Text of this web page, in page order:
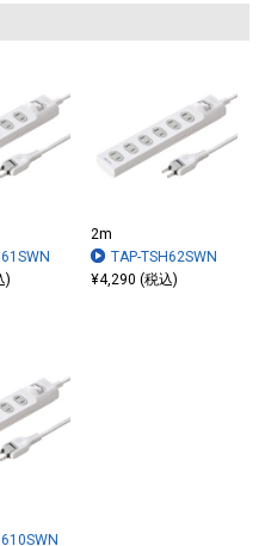
)
2m
TAP-TSH62SWN
¥4,290 (税込)